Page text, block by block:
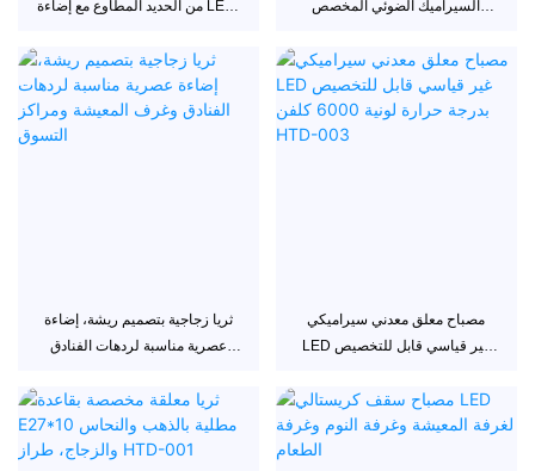
من الحديد المطاوع مع إضاءة LED،
السيراميك الضوئي المخصص
ثريا زجاجية بتصميم ريشة، إضاءة
عصرية مناسبة لردهات الفنادق
مصباح معلق معدني سيراميكي
LED غير قياسي قابل للتخصيص
HTD-003